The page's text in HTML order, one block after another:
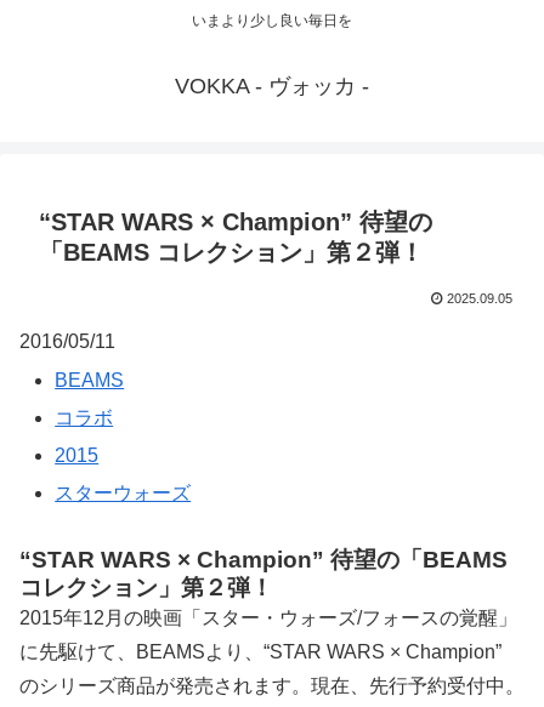
いまより少し良い毎日を
VOKKA - ヴォッカ -
“STAR WARS × Champion” 待望の
「BEAMS コレクション」第２弾！
2025.09.05
2016/05/11
BEAMS
コラボ
2015
スターウォーズ
“STAR WARS × Champion” 待望の「BEAMS
コレクション」第２弾！
2015年12月の映画「スター・ウォーズ/フォースの覚醒」
に先駆けて、BEAMSより、“STAR WARS × Champion”
のシリーズ商品が発売されます。現在、先行予約受付中。